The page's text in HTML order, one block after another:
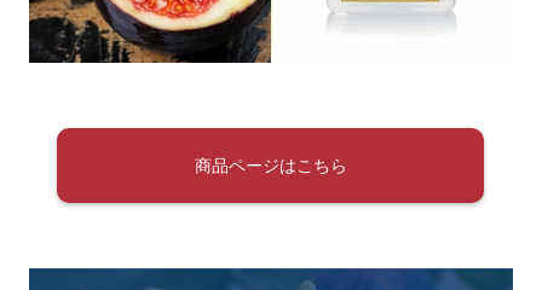
商品ページはこちら